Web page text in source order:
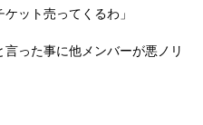
ット売ってくるわ」
った事に他メンバーが悪ノリ